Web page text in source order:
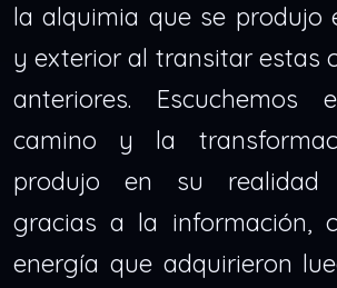
la alquimia que se produjo
y exterior al transitar estas
anteriores.
camino y la
produjo en su realidad
gracias a la información,
energía que adquirieron